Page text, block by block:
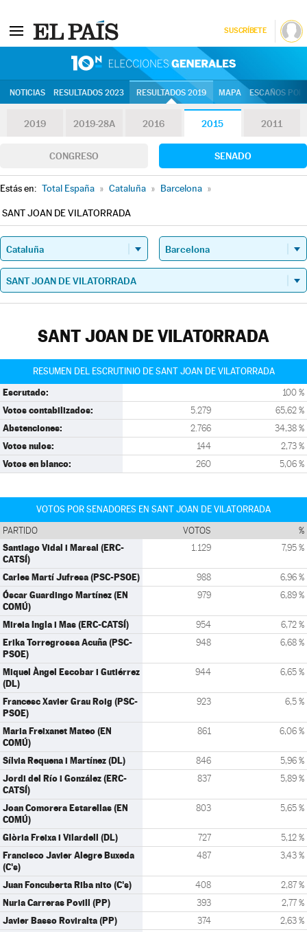
SUSCRÍBETE
NOTICIAS RESULTADOS 2023 RESULTADOS 2019 MAPA ESCAÑOS
2019 2019-28A 2016 2015 2011
CONGRESO SENADO
Estás en: Total España » Cataluña » Barcelona »
SANT JOAN DE VILATORRADA
SANT JOAN DE VILATORRADA
RESUMEN DEL ESCRUTINIO DE SANT JOAN DE VILATORRADA
Escrutado: 100 %
Votos contabilizados: 5.279 65,62 %
Abstenciones: 2.766 34,38 %
Votos nulos: 144 2,73 %
Votos en blanco: 260 5,06 %
VOTOS POR SENADORES EN SANT JOAN DE VILATORRADA
PARTIDO VOTOS %
Santiago Vidal i Marsal (ERC-
CATSÍ)
1.129 7,95 %
Carles Martí Jufresa (PSC-PSOE) 988 6,96 %
Óscar Guardingo Martínez (EN
COMÚ)
979 6,89 %
Mireia Ingla i Mas (ERC-CATSÍ) 954 6,72 %
Erika Torregrossa Acuña (PSC-
PSOE)
948 6,68 %
Miquel Àngel Escobar i Gutiérrez
(DL)
944 6,65 %
Francesc Xavier Grau Roig (PSC-
PSOE)
923 6,5 %
Maria Freixanet Mateo (EN
COMÚ)
861 6,06 %
Sílvia Requena i Martínez (DL) 846 5,96 %
Jordi del Río i González (ERC-
CATSÍ)
837 5,89 %
Joan Comorera Estarellas (EN
COMÚ)
803 5,65 %
Glòria Freixa i Vilardell (DL) 727 5,12 %
Francisco Javier Alegre Buxeda
(C's)
487 3,43 %
Juan Foncuberta Riba nito (C's) 408 2,87 %
Nuria Carreras Povill (PP) 393 2,77 %
Javier Basso Roviralta (PP) 374 2,63 %